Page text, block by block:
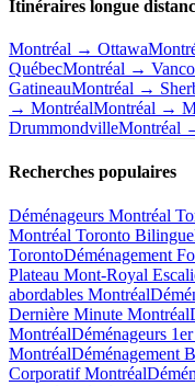
Itinéraires longue
Montréal → Ottawa
QuébecMontréal →
GatineauMontréal →
→ MontréalMontréal →
DrummondvilleMontréal
Recherches populaires
Déménageurs Montréal
Montréal Toronto Bilingue
TorontoDéménagement
Plateau Mont-Royal
abordables Montréal
Dernière Minute Montréal
MontréalDéménageurs
MontréalDéménagement
Corporatif Montréal